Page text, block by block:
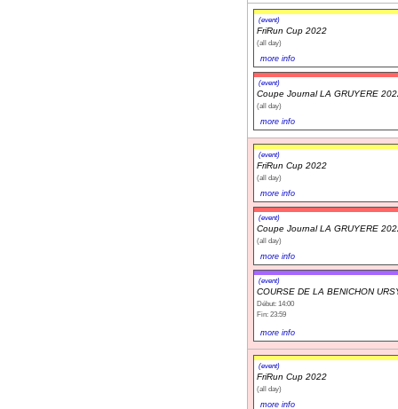
(event)
FriRun Cup 2022
(all day)
more info
(event)
Coupe Journal LA GRUYERE
(all day)
more info
(event)
FriRun Cup 2022
(all day)
more info
(event)
Coupe Journal LA GRUYERE
(all day)
more info
(event)
COURSE DE LA BENICHON
Début: 14:00
Fin: 23:59
more info
(event)
FriRun Cup 2022
(all day)
more info